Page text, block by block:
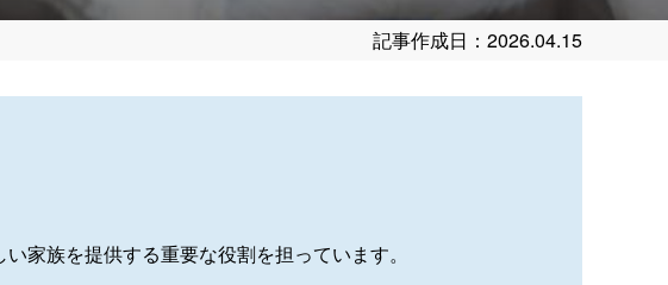
記事作成日：2026.04.15
家族を提供する重要な役割を担っています。